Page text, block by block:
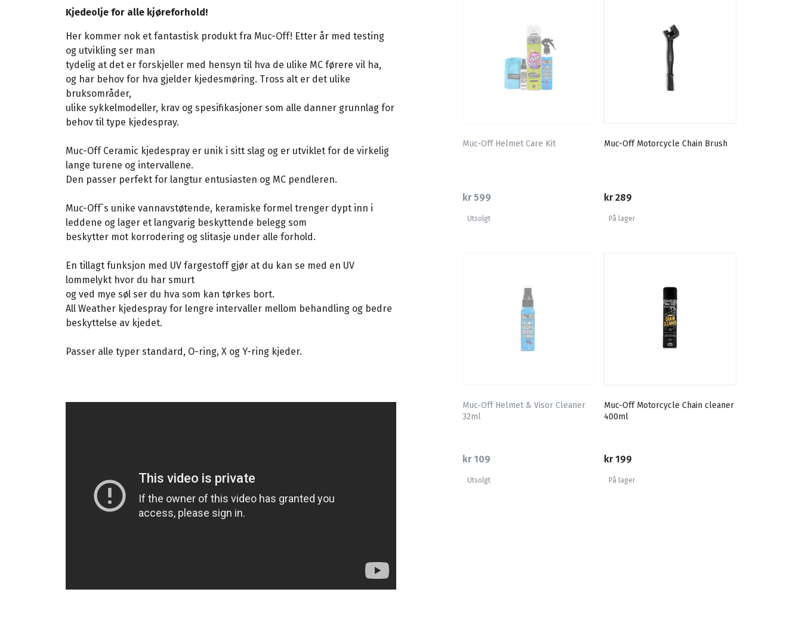
Kjedeolje for alle kjøreforhold!
Her kommer nok et fantastisk produkt fra Muc-Off! Etter år med testing
og utvikling ser man
tydelig at det er forskjeller med hensyn til hva de ulike MC førere vil ha,
og har behov for hva gjelder kjedesmøring. Tross alt er det ulike
bruksområder,
ulike sykkelmodeller, krav og spesifikasjoner som alle danner grunnlag for
behov til type kjedespray.
Muc-Off Ceramic kjedespray er unik i sitt slag og er utviklet for de virkelig
lange turene og intervallene.
Den passer perfekt for langtur entusiasten og MC pendleren.
Muc-Off`s unike vannavstøtende, keramiske formel trenger dypt inn i
leddene og lager et langvarig beskyttende belegg som
beskytter mot korrodering og slitasje under alle forhold.
En tillagt funksjon med UV fargestoff gjør at du kan se med en UV
lommelykt hvor du har smurt
og ved mye søl ser du hva som kan tørkes bort.
All Weather kjedespray for lengre intervaller mellom behandling og bedre
beskyttelse av kjedet.
Passer alle typer standard, O-ring, X og Y-ring kjeder.
Muc-Off Helmet Care Kit
kr 599
Utsolgt
Muc-Off Motorcycle Chain Brush
kr 289
På lager
Muc-Off Helmet & Visor Cleaner
32ml
kr 109
Utsolgt
Muc-Off Motorcycle Chain cleaner
400ml
kr 199
På lager